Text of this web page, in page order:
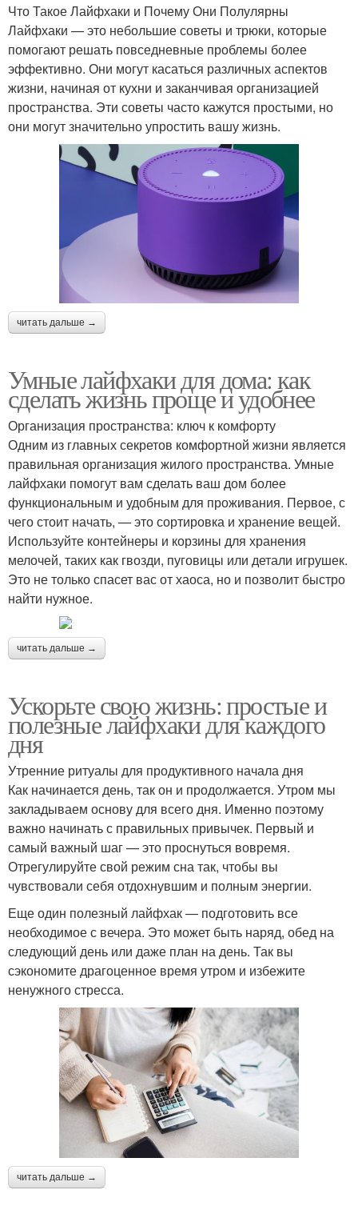
Что Такое Лайфхаки и Почему Они Полулярны
Лайфхаки — это небольшие советы и трюки, которые
помогают решать повседневные проблемы более
эффективно. Они могут касаться различных аспектов
жизни, начиная от кухни и заканчивая организацией
пространства. Эти советы часто кажутся простыми, но
они могут значительно упростить вашу жизнь.
читать дальше →
Умные лайфхаки для дома: как
сделать жизнь проще и удобнее
Организация пространства: ключ к комфорту
Одним из главных секретов комфортной жизни является
правильная организация жилого пространства. Умные
лайфхаки помогут вам сделать ваш дом более
функциональным и удобным для проживания. Первое, с
чего стоит начать, — это сортировка и хранение вещей.
Используйте контейнеры и корзины для хранения
мелочей, таких как гвозди, пуговицы или детали игрушек.
Это не только спасет вас от хаоса, но и позволит быстро
найти нужное.
читать дальше →
Ускорьте свою жизнь: простые и
полезные лайфхаки для каждого
дня
Утренние ритуалы для продуктивного начала дня
Как начинается день, так он и продолжается. Утром мы
закладываем основу для всего дня. Именно поэтому
важно начинать с правильных привычек. Первый и
самый важный шаг — это проснуться вовремя.
Отрегулируйте свой режим сна так, чтобы вы
чувствовали себя отдохнувшим и полным энергии.
Еще один полезный лайфхак — подготовить все
необходимое с вечера. Это может быть наряд, обед на
следующий день или даже план на день. Так вы
сэкономите драгоценное время утром и избежите
ненужного стресса.
читать дальше →